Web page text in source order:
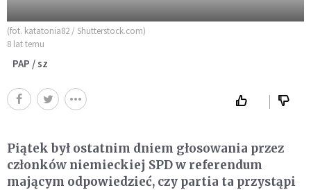
(fot. katatonia82 / Shutterstock.com)
8 lat temu
PAP / sz
Piątek był ostatnim dniem głosowania przez
członków niemieckiej SPD w referendum
mającym odpowiedzieć, czy partia ta przystąpi